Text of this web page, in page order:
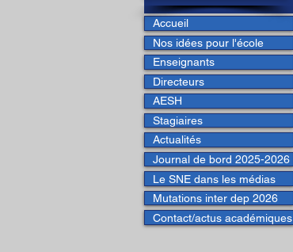
Accueil
Nos idées pour l'école
Enseignants
Directeurs
AESH
Stagiaires
Actualités
Journal de bord 2025-2026
Le SNE dans les médias
Mutations inter dep 2026
Contact/actus académiques